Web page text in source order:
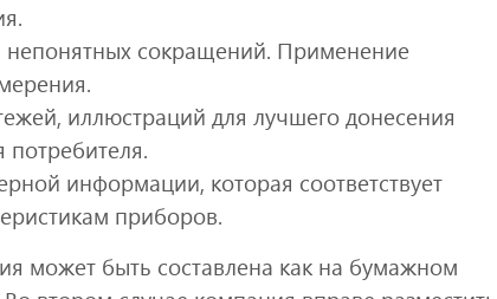
непонятных сокращений. Применение
иллюстраций для лучшего донесения
информации, которая соответствует
приборов.
может быть составлена как на бумажном